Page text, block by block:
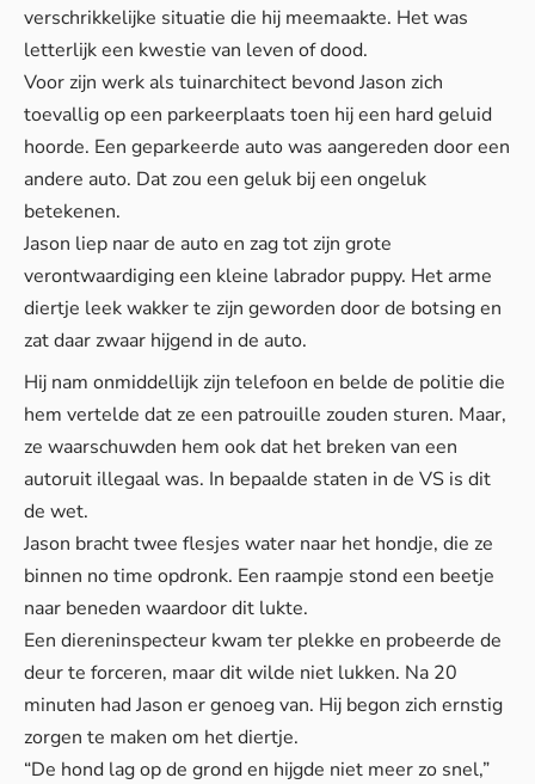
verschrikkelijke situatie die hij meemaakte. Het was
letterlijk een kwestie van leven of dood.
Voor zijn werk als tuinarchitect bevond Jason zich
toevallig op een parkeerplaats toen hij een hard geluid
hoorde. Een geparkeerde auto was aangereden door een
andere auto. Dat zou een geluk bij een ongeluk
betekenen.
Jason liep naar de auto en zag tot zijn grote
verontwaardiging een kleine labrador puppy. Het arme
diertje leek wakker te zijn geworden door de botsing en
zat daar zwaar hijgend in de auto.
Hij nam onmiddellijk zijn telefoon en belde de politie die
hem vertelde dat ze een patrouille zouden sturen. Maar,
ze waarschuwden hem ook dat het breken van een
autoruit illegaal was. In bepaalde staten in de VS is dit
de wet.
Jason bracht twee flesjes water naar het hondje, die ze
binnen no time opdronk. Een raampje stond een beetje
naar beneden waardoor dit lukte.
Een diereninspecteur kwam ter plekke en probeerde de
deur te forceren, maar dit wilde niet lukken. Na 20
minuten had Jason er genoeg van. Hij begon zich ernstig
zorgen te maken om het diertje.
“De hond lag op de grond en hijgde niet meer zo snel,”